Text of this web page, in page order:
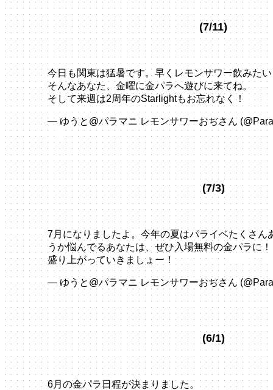
(7/11)
今日も関東は猛暑です。早くレモンサワー飲みた
そんなあなた、金曜に金パラへ遊びに来てね。
そして来週は2周年のStarlightもお忘れなく！
— ゆうと@パラマニ レモンサワーおぢさん
2024
(7/3)
7月になりましたよ。今年の夏はパライベたくさん
うか悩んでるあなたは、ぜひ入場無料の金パラに！
盛り上がっていきましょー！ pic.twitter.com/
— ゆうと@パラマニ レモンサワーおぢさん
(6/1)
6月の金パラ日程が決まりました。